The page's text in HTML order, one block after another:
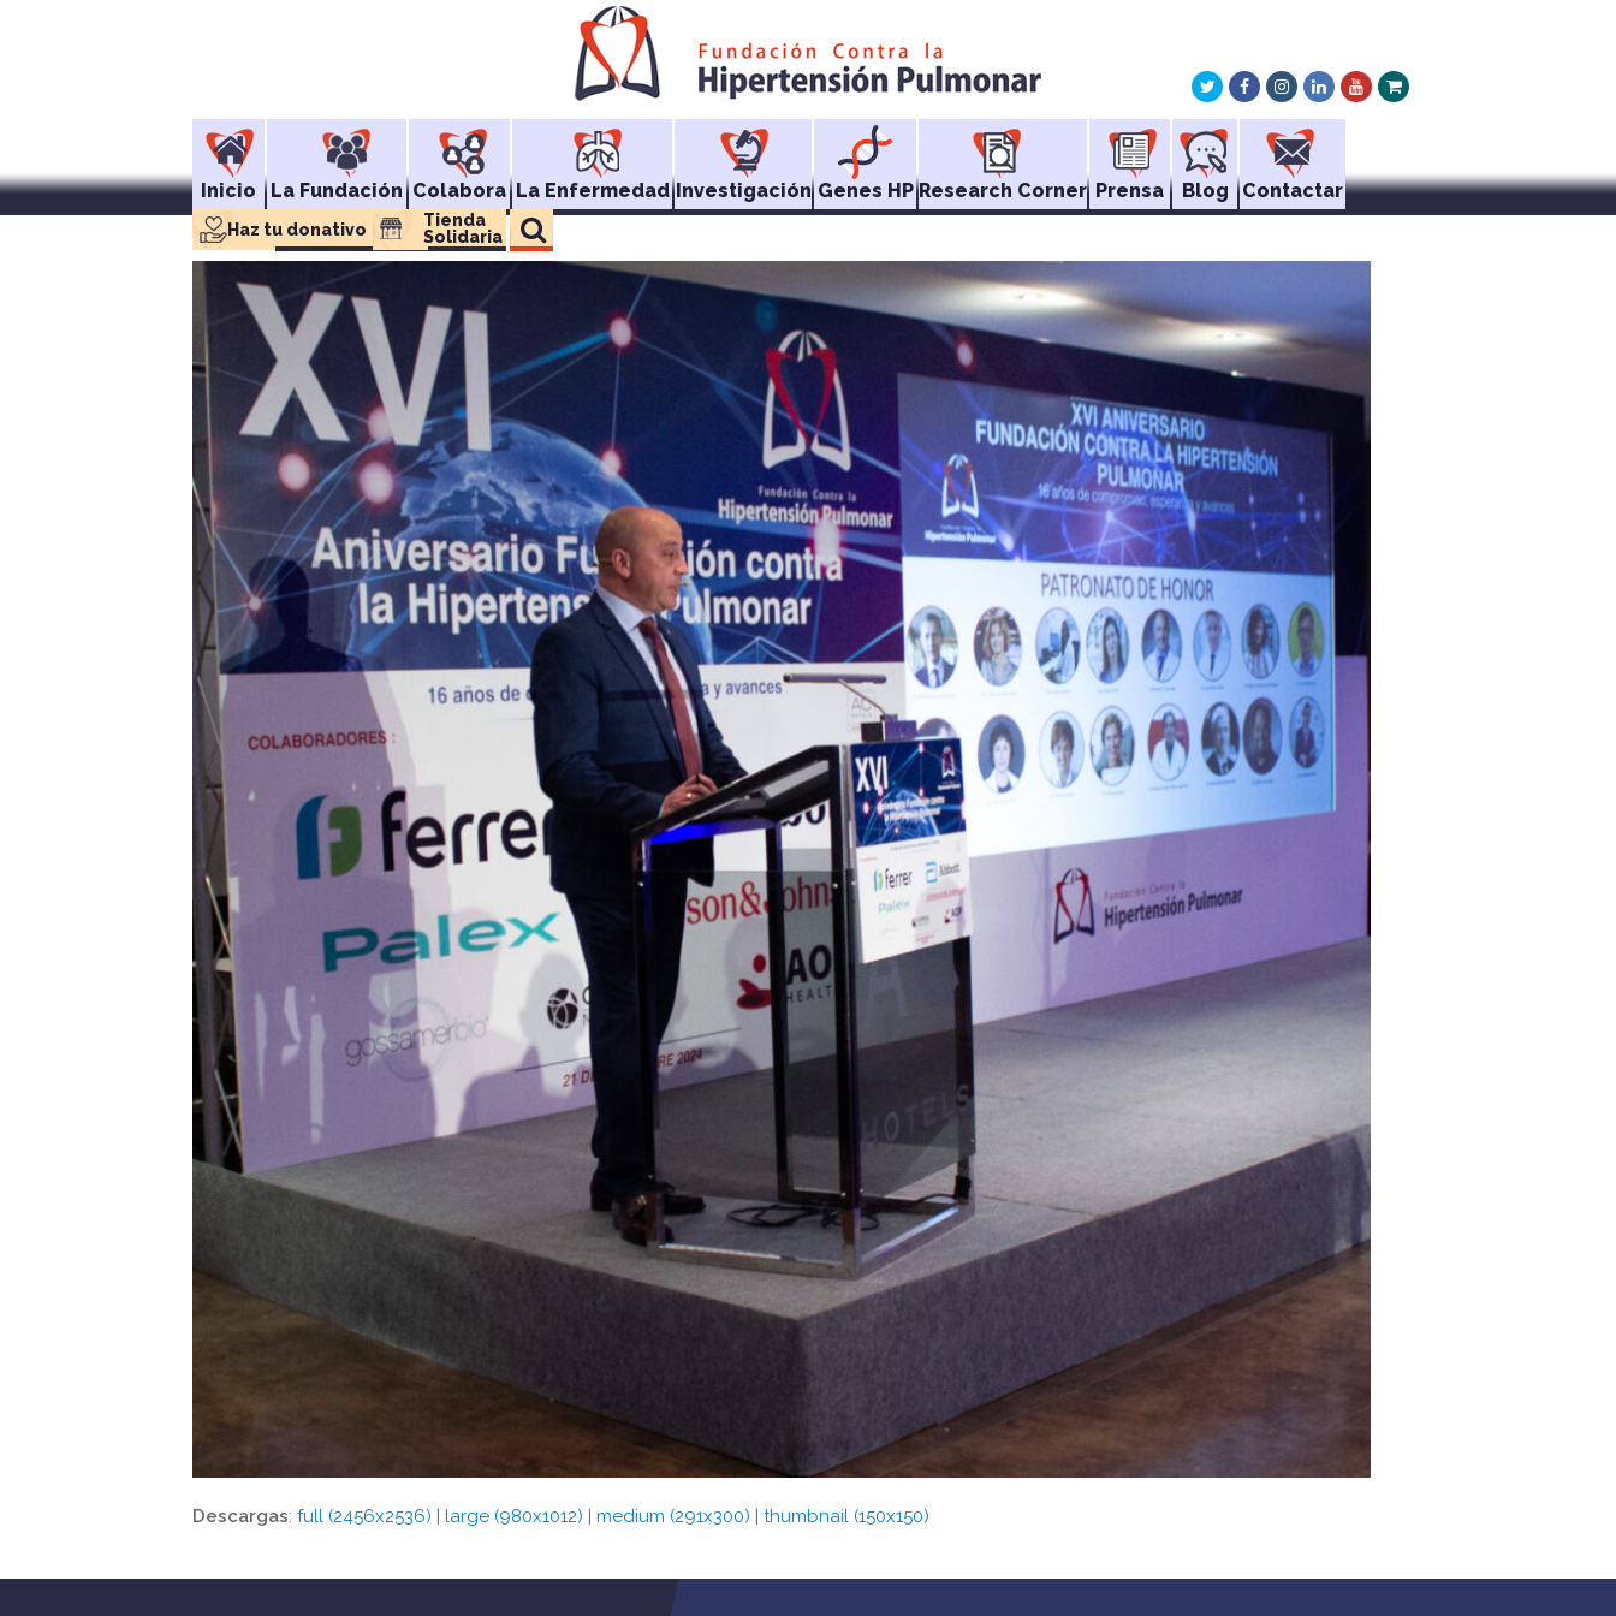
TwitterFacebookInstagram
LinkedInYoutube
Xing
Inicio La Fundación Colabora La Enfermedad Investigación Genes HP Research Corner Prensa Blog Contactar
Haz tu donativo
Tienda
Solidaria
Descargas: full (2456x2536) | large (980x1012) | medium (291x300) | thumbnail (150x150)